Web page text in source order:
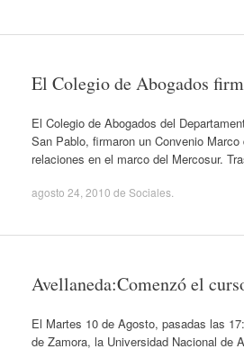
El Colegio de Abogados
El Colegio de Abogados del
San Pablo, firmaron un Convenio
relaciones en el marco del Mercosur.
agosto 24, 2010 de Sociales
Avellaneda:Comenzó el
El Martes 10 de Agosto, pasadas las
de Zamora, la Universidad Nacional de